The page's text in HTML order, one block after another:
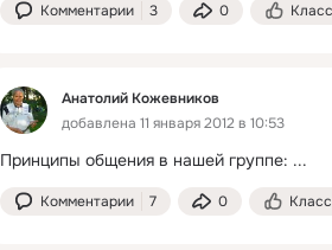
Комментарии 3 0
Анатолий Кожевников
добавлена 11 января 2012 в 10:53
Принципы общения в нашей группе: ...
Комментарии 7 0